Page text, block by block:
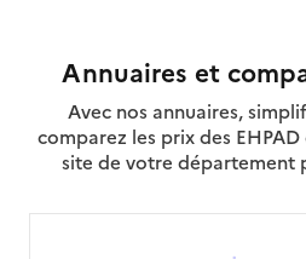
Annuaires et
Avec nos annuaires,
comparez les prix des
site de votre département